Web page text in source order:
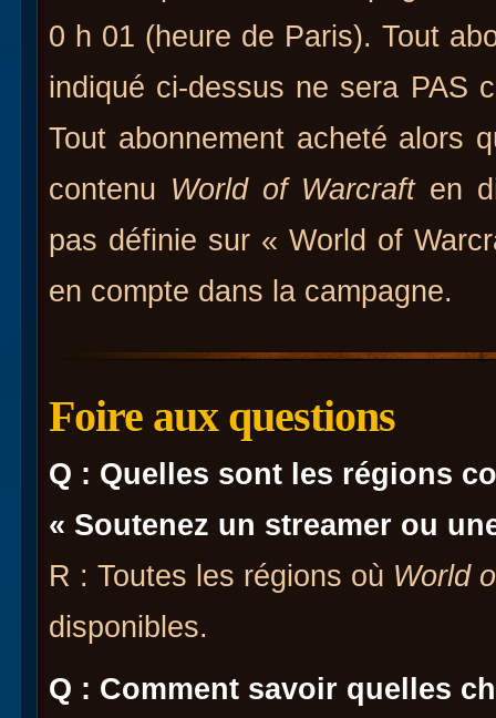
0 h 01 (heure de Paris). Tout
indiqué ci-dessus ne sera PAS
Tout abonnement acheté alors
contenu World of Warcraften
pas définie sur « World of
en compte dans la campagne.
Foire aux questions
Q : Quelles sont les régions
« Soutenez un streamer ou
R : Toutes les régions où World
disponibles.
Q : Comment savoir quelles